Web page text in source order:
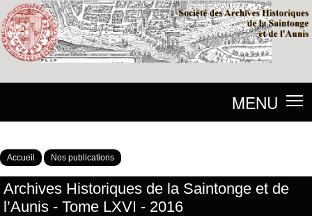
MENU
Accueil Nos publications
Archives Historiques de la Saintonge et de
l’Aunis - Tome LXVI - 2016